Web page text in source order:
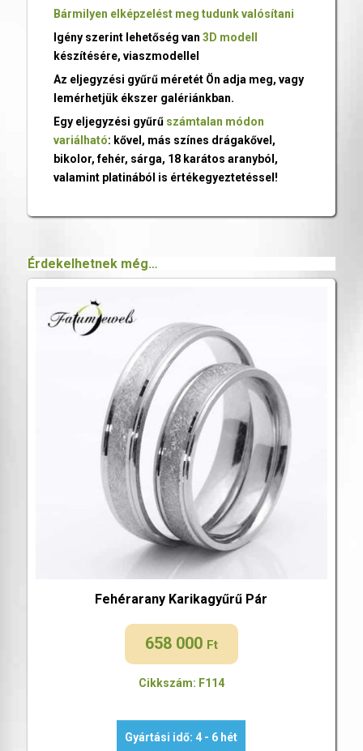
Bármilyen elképzelést meg tudunk valósítani
Igény szerint lehetőség van 3D modell
készítésére, viaszmodellel
Az eljegyzési gyűrű méretét Ön adja meg, vagy
lemérhetjük ékszer galériánkban.
Egy eljegyzési gyűrű számtalan módon
variálható: kővel, más színes drágakővel,
bikolor, fehér, sárga, 18 karátos aranyból,
valamint platinából is értékegyeztetéssel!
Érdekelhetnek még…
Fehérarany Karikagyűrű Pár
658 000 Ft
Cikkszám: F114
Gyártási idő: 4 - 6 hét